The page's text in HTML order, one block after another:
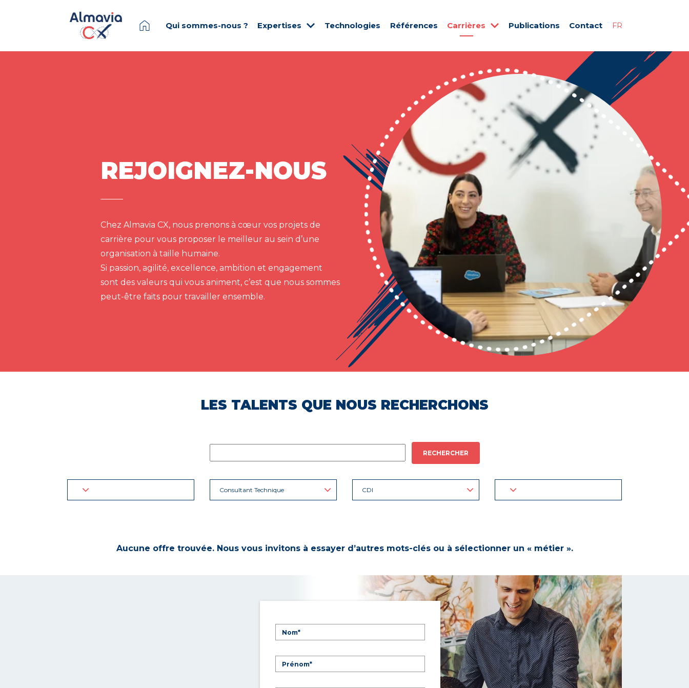
Qui sommes-nous ? Expertises Technologies Références Carrières Publications Contact FR
REJOIGNEZ-NOUS
Chez Almavia CX, nous prenons à cœur vos projets de
carrière pour vous proposer le meilleur au sein d’une
organisation à taille humaine.
Si passion, agilité, excellence, ambition et engagement
sont des valeurs qui vous animent, c’est que nous sommes
peut-être faits pour travailler ensemble.
LES TALENTS QUE NOUS RECHERCHONS
RECHERCHER
Consultant Technique CDI
Aucune offre trouvée. Nous vous invitons à essayer d’autres mots-clés ou à sélectionner un « métier ».